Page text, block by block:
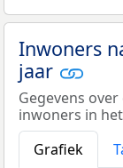
Inwoners
jaar
Gegevens
inwoners in
Grafiek